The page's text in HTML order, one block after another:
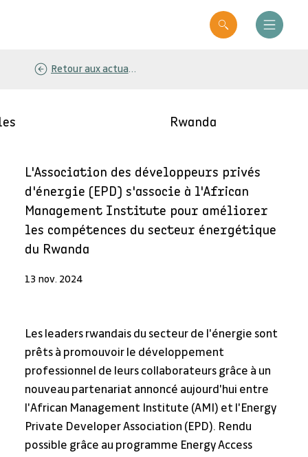
Retour aux actualités
Rwanda
L'Association des développeurs privés
d'énergie (EPD) s'associe à l'African
Management Institute pour améliorer
les compétences du secteur énergétique
du Rwanda
13 nov. 2024
Les leaders rwandais du secteur de l'énergie sont
prêts à promouvoir le développement
professionnel de leurs collaborateurs grâce à un
nouveau partenariat annoncé aujourd'hui entre
l'African Management Institute (AMI) et l'Energy
Private Developer Association (EPD). Rendu
possible grâce au programme Energy Access